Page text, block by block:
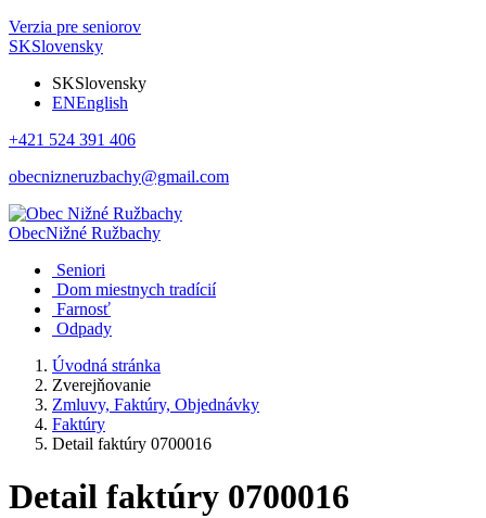
Verzia pre seniorov
SKSlovensky
SKSlovensky
ENEnglish
+421 524 391 406
obecnizneruzbachy@gmail.com
ObecNižné Ružbachy
Seniori
Dom miestnych tradícií
Farnosť
Odpady
Úvodná stránka
Zverejňovanie
Zmluvy, Faktúry, Objednávky
Faktúry
Detail faktúry 0700016
Detail faktúry 0700016